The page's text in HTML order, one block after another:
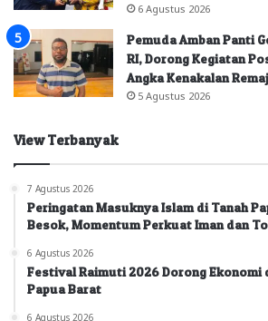
6 Agustus 2026
Pemuda Amban Panti
RI, Dorong Kegiatan
Angka Kenakalan
5 Agustus 2026
View Terbanyak
7 Agustus 2026
Peringatan Masuknya Islam di Tanah
Besok, Momentum Perkuat Iman dan
6 Agustus 2026
Festival Raimuti 2026 Dorong Ekonomi
Papua Barat
6 Agustus 2026